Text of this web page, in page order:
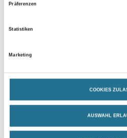
Präferenzen
Statistiken
Marketing
COOKIES
AUSWAHL
PRODUKTEIGENSCHAFTEN
Verarbeitungstemp./Luftfeuchte
Arbeitstemperatur: 10 - 25 °C
Grifffest: 30 min, durchgetrocknet: 2